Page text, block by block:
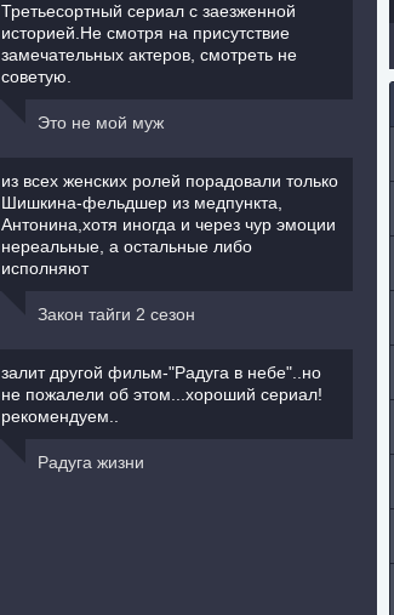
Третьесортный сериал с заезженной
историей.Не смотря на присутствие
замечательных актеров, смотреть не
советую.
Это не мой муж
из всех женских ролей порадовали только
Шишкина-фельдшер из медпункта,
Антонина,хотя иногда и через чур эмоции
нереальные, а остальные либо
исполняют
Закон тайги 2 сезон
залит другой фильм-"Радуга в небе"..но
не пожалели об этом...хороший сериал!
рекомендуем..
Радуга жизни